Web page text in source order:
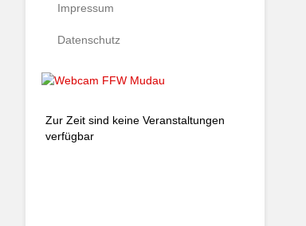
Impressum
Datenschutz
Zur Zeit sind keine Veranstaltungen
verfügbar